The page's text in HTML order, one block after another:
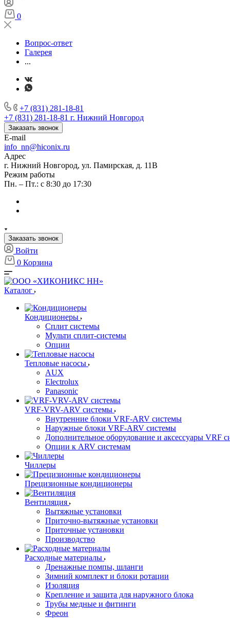
0
Вопрос-ответ
Галерея
...
+7 (831) 281-18-81
+7 (831) 281-18-81 г. Нижний Новгород
Заказать звонок
E-mail
info_nn@hiconix.ru
Адрес
г. Нижний Новгород, ул. Памирская, д. 11В
Режим работы
Пн. – Пт.: с 8:30 до 17:30
Заказать звонок
Войти
0 Корзина
Каталог
Кондиционеры
Сплит системы
Мульти сплит-системы
Опции
Тепловые насосы
AUX
Electrolux
Panasonic
VRF-VRV-ARV системы
Внутренние блоки VRF-ARV системы
Наружные блоки VRF-ARV системы
Дополнительное оборудование и аксессуары VRF
Опции к ARV системам
Чиллеры
Прецизионные кондиционеры
Вентиляция
Вытяжные установки
Приточно-вытяжные установки
Приточные установки
Производство
Расходные материалы
Дренажные помпы, шланги
Зимний комплект и блоки ротации
Изоляция
Крепление и защита для наружного блока
Трубы медные и фитинги
Фреон